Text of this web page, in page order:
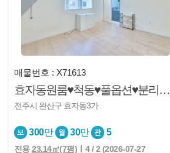
매물번호 : X71613
효자동원룸♥척동♥풀옵션♥분리형♥생활권굿♥즉시입주♥
전주시 완산구 효자동3가
300만 30만 5
전용23.14㎡(7평) ㅣ4 / 2 (2026-07-27